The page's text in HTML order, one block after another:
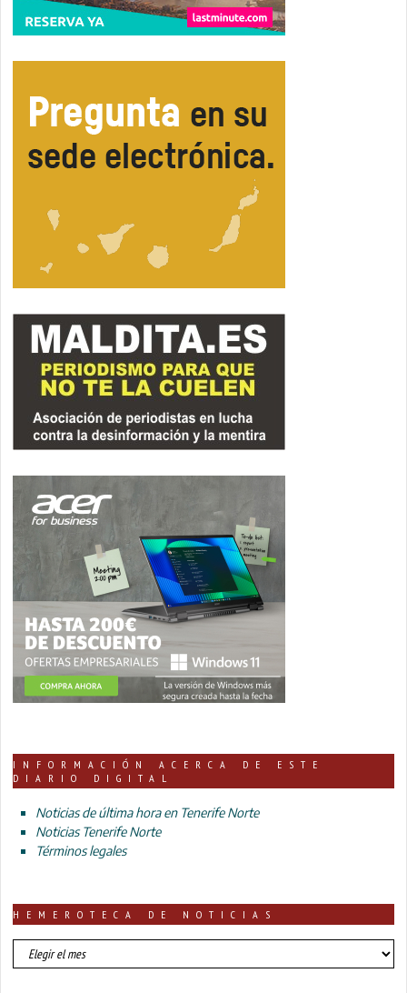
INFORMACIÓN ACERCA DE ESTE
DIARIO DIGITAL
Noticias de última hora en Tenerife Norte
Noticias Tenerife Norte
Términos legales
HEMEROTECA DE NOTICIAS
HEMEROTECA
DE